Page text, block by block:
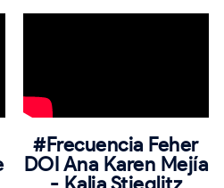
#Frecuencia Feher
DOI Ana Karen Mejía